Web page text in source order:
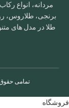
مردانه، انواع
برنجی، طلاروس،
طلا در مدل های
تمامی
فروشگاه